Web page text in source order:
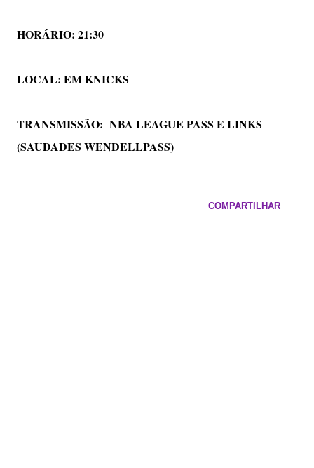
HORÁRIO: 21:30
LOCAL: EM KNICKS
TRANSMISSÃO: NBA LEAGUE PASS E LINKS
(SAUDADES WENDELLPASS)
COMPARTILHAR